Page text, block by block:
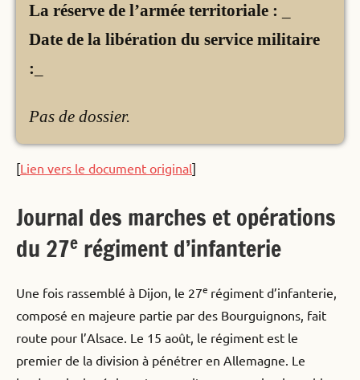
La réserve de l’armée territoriale :
Date de la libération du service militaire
:
Pas de dossier.
[Lien vers le document original]
Journal des marches et opérations
du 27e régiment d’infanterie
Une fois rassemblé à Dijon, le 27e régiment d’infanterie,
composé en majeure partie par des Bourguignons, fait
route pour l’Alsace. Le 15 août, le régiment est le
premier de la division à pénétrer en Allemagne. Le